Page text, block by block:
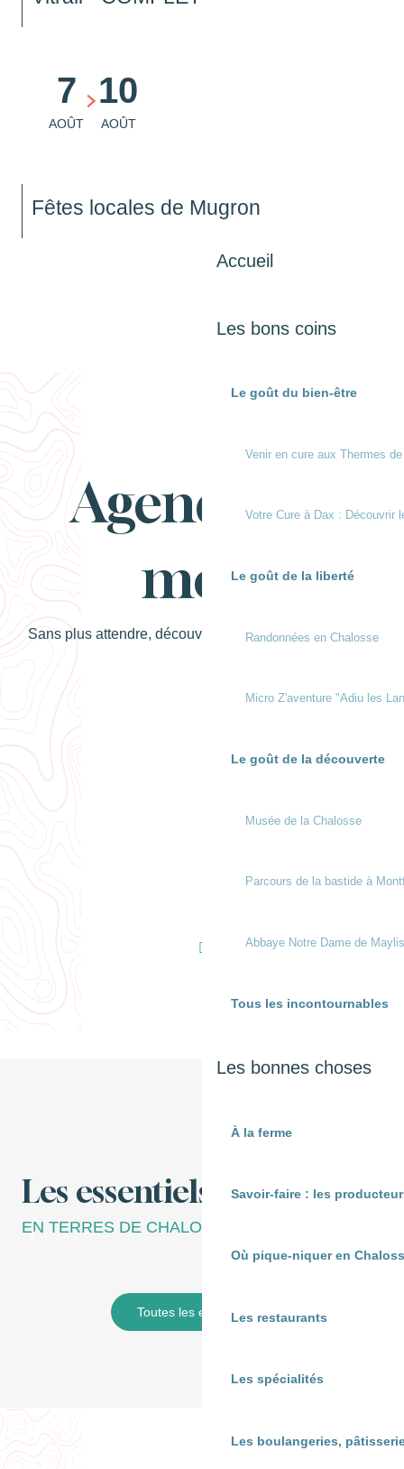
Accueil
Les bons coins
Le goût du bien-être
Venir en cure aux Thermes
Votre Cure à Dax : Découvrir
Le goût de la liberté
Randonnées en Chalosse
Micro Z'aventure "Adiu les
Le goût de la découverte
Musée de la Chalosse
Parcours de la bastide à
Abbaye Notre Dame de Maylis
Tous les incontournables
Les bonnes choses
À la ferme
Savoir-faire : les
Où pique-niquer en
Les restaurants
Les spécialités
Les boulangeries,
7
AOÛT
10
AOÛT
Fêtes locales de Mugron
Agenda du
mois
Sans plus attendre, découvrez notre agenda mensuel !
Les essentiels
EN TERRES DE CHALOSSE
Toutes les expériences